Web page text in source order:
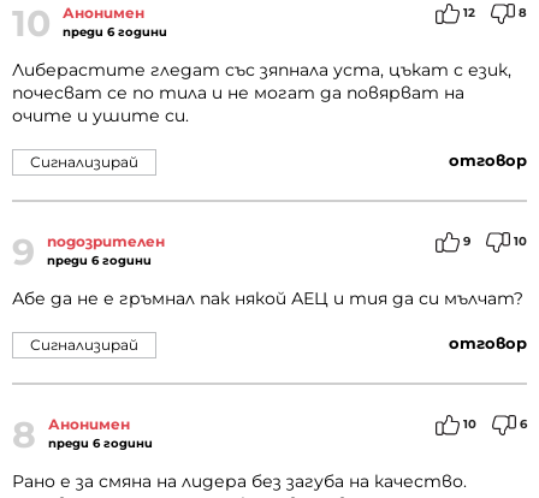
10 Анонимен
преди 6 години
12 8
Либерастите гледат със зяпнала уста, цъкат с език,
почесват се по тила и не могат да повярват на
очите и ушите си.
отговор
Сигнализирай
9 подозрителен
преди 6 години
9 10
Абе да не е гръмнал пак някой АЕЦ и тия да си мълчат?
отговор
Сигнализирай
8 Анонимен
преди 6 години
10 6
Рано е за смяна на лидера без загуба на качество.